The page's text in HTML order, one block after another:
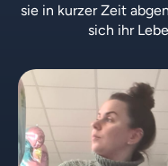
sie in kurzer Zeit
sich ihr